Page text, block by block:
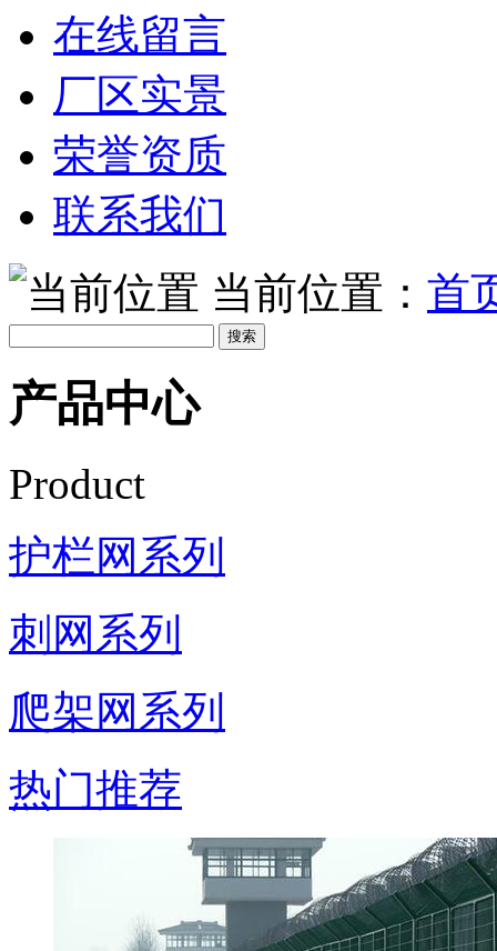
在线留言
厂区实景
荣誉资质
联系我们
当前位置： 首
产品中心
Product
护栏网系列
刺网系列
爬架网系列
热门推荐